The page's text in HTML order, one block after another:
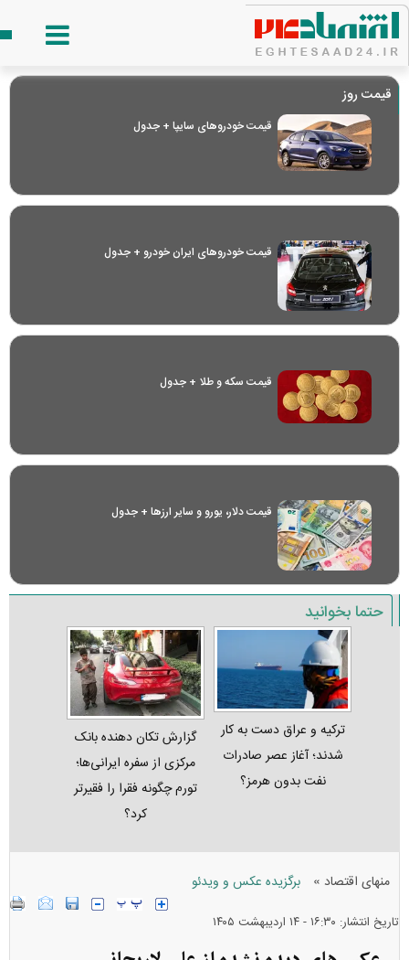
قیمت روز
قیمت خودرو‌های سایپا + جدول
قیمت خودرو‌های ایران خودرو + جدول
قیمت سکه و طلا + جدول
قیمت دلار، یورو و سایر ارز‌ها + جدول
حتما بخوانید
ترکیه و عراق دست به کار
شدند؛ آغاز عصر صادرات
نفت بدون هرمز؟
گزارش تکان‌ دهنده بانک
مرکزی از سفره ایرانی‌ها؛
تورم چگونه فقرا را فقیرتر
کرد؟
منهای اقتصاد » برگزیده عکس و ویدئو
تاریخ انتشار: ۱۶:۳۰ - ۱۴ ارديبهشت ۱۴۰۵